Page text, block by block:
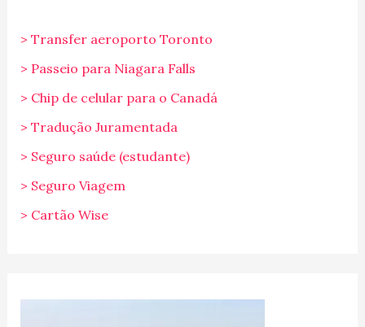
> Transfer aeroporto Toronto
> Passeio para Niagara Falls
> Chip de celular para o Canadá
> Tradução Juramentada
> Seguro saúde (estudante)
> Seguro Viagem
> Cartão Wise